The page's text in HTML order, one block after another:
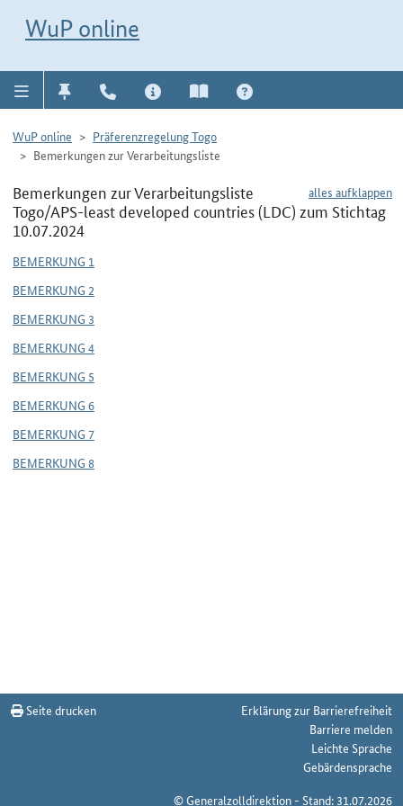
WuP online
WuP online
Präferenzregelung Togo
Bemerkungen zur Verarbeitungsliste
alles aufklappen
Bemerkungen zur Verarbeitungsliste
Togo/APS-least developed countries (LDC) zum Stichtag
10.07.2024
BEMERKUNG 1
BEMERKUNG 2
BEMERKUNG 3
BEMERKUNG 4
BEMERKUNG 5
BEMERKUNG 6
BEMERKUNG 7
BEMERKUNG 8
Seite drucken
Erklärung zur Barrierefreiheit
Barriere melden
Leichte Sprache
Gebärdensprache
© Generalzolldirektion - Stand: 31.07.2026